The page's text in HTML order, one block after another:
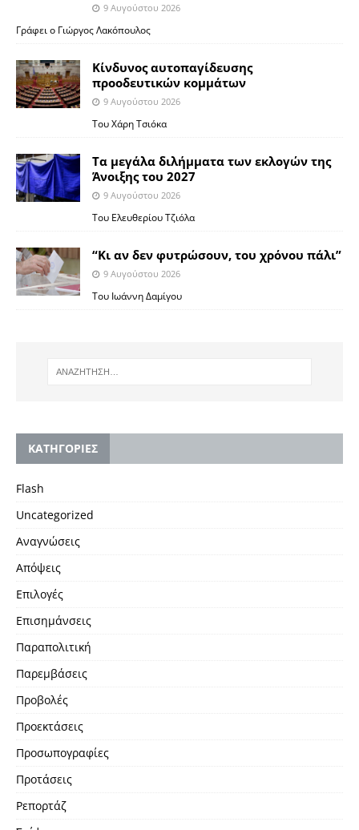
9 Αυγούστου 2026
Γράφει ο Γιώργος Λακόπουλος
Κίνδυνος αυτοπαγίδευσης
προοδευτικών κομμάτων
9 Αυγούστου 2026
Του Χάρη Τσιόκα
Τα μεγάλα διλήμματα των εκλογών της
Άνοιξης του 2027
9 Αυγούστου 2026
Του Ελευθερίου Τζιόλα
“Κι αν δεν φυτρώσουν, του χρόνου πάλι”
9 Αυγούστου 2026
Toυ Ιωάννη Δαμίγου
KΑΤΗΓΟΡΙΕΣ
Flash
Uncategorized
Αναγνώσεις
Απόψεις
Επιλογές
Επισημάνσεις
Παραπολιτική
Παρεμβάσεις
Προβολές
Προεκτάσεις
Προσωπογραφίες
Προτάσεις
Ρεπορτάζ